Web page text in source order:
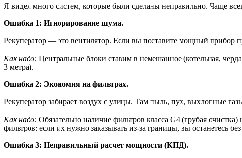
Я видел много систем, которые были сделаны неправильно. Чаще
Ошибка 1: Игнорирование шума.
Рекуператор — это вентилятор. Если вы поставите мощный прибор
Как надо: Центральные блоки ставим в немешанное (котельная,
3 метра).
Ошибка 2: Экономия на фильтрах.
Рекуператор забирает воздух с улицы. Там пыль, пух, выхлопные
Как надо: Обязательно наличие фильтров класса G4 (грубая
фильтров: если их нужно заказывать из-за границы, вы останетесь
Ошибка 3: Неправильный расчет мощности (КПД).